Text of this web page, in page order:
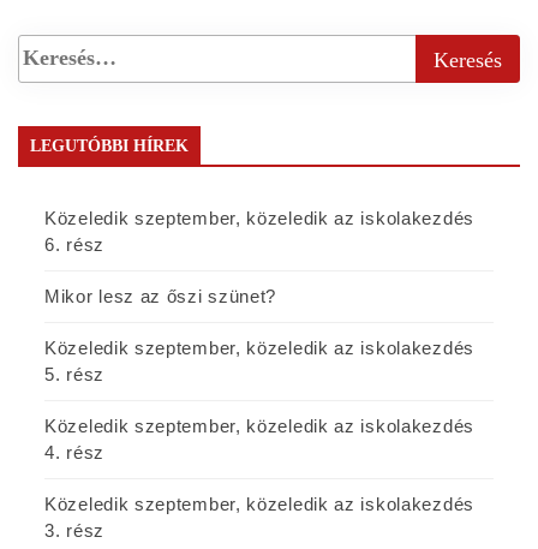
LEGUTÓBBI HÍREK
Közeledik szeptember, közeledik az iskolakezdés
6. rész
Mikor lesz az őszi szünet?
Közeledik szeptember, közeledik az iskolakezdés
5. rész
Közeledik szeptember, közeledik az iskolakezdés
4. rész
Közeledik szeptember, közeledik az iskolakezdés
3. rész